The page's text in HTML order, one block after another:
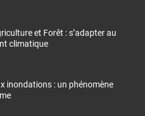
et Forêt : s’adapter au
climatique
inondations : un phénomène